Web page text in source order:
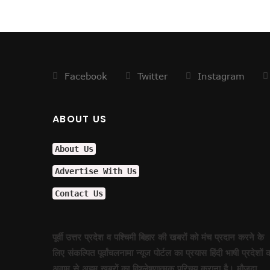
योगीराज में नहीं चलेगी ऐसी सियासत !
सीनियरों के रहते जूनियर राजीव का
पाक से अधिक खतरनाक हैं ये दुश्मन !
सीजफायर पर घिरी सरकार !
Facebook Twitter Instagram
ABOUT US
About Us
Advertise With Us
Contact Us
पूर्वी उत्तर प्रदेश व पश्चिमी बिहार की खबरों को मंच प्रदान करने के
लिए संकल्पित पूर्वांचलनामा न्यूज पोर्टल का प्रयास हिंदी भाषी प्रदेशों